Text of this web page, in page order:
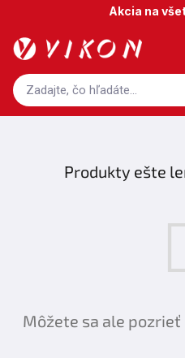
obsah
Akcia na
Produkty ešte
Môžete sa ale